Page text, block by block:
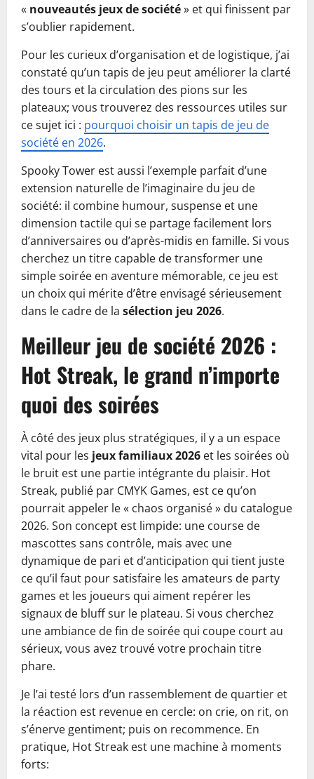
« nouveautés jeux de société» et qui finissent par
s’oublier rapidement.
Pour les curieux d’organisation et de logistique, j’ai
constaté qu’un tapis de jeu peut améliorer la clarté
des tours et la circulation des pions sur les
plateaux; vous trouverez des ressources utiles sur
ce sujet ici : pourquoi choisir un tapis de jeu de
société en 2026.
Spooky Tower est aussi l’exemple parfait d’une
extension naturelle de l’imaginaire du jeu de
société: il combine humour, suspense et une
dimension tactile qui se partage facilement lors
d’anniversaires ou d’après-midis en famille. Si vous
cherchez un titre capable de transformer une
simple soirée en aventure mémorable, ce jeu est
un choix qui mérite d’être envisagé sérieusement
dans le cadre de la sélection jeu 2026.
Meilleur jeu de société 2026 :
Hot Streak, le grand n’importe
quoi des soirées
À côté des jeux plus stratégiques, il y a un espace
vital pour les jeux familiaux 2026 et les soirées où
le bruit est une partie intégrante du plaisir. Hot
Streak, publié par CMYK Games, est ce qu’on
pourrait appeler le « chaos organisé » du catalogue
2026. Son concept est limpide: une course de
mascottes sans contrôle, mais avec une
dynamique de pari et d’anticipation qui tient juste
ce qu’il faut pour satisfaire les amateurs de party
games et les joueurs qui aiment repérer les
signaux de bluff sur le plateau. Si vous cherchez
une ambiance de fin de soirée qui coupe court au
sérieux, vous avez trouvé votre prochain titre
phare.
Je l’ai testé lors d’un rassemblement de quartier et
la réaction est revenue en cercle: on crie, on rit, on
s’énerve gentiment; puis on recommence. En
pratique, Hot Streak est une machine à moments
forts: